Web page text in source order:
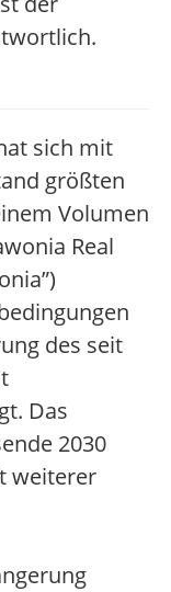
hat sich mit
größten
Volumen
Real
des seit
Das
2030
weiterer